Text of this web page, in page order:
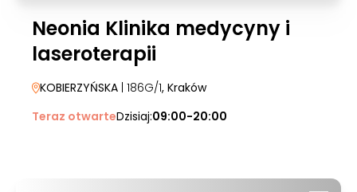
Neonia Klinika medycyny i
laseroterapii
KOBIERZYŃSKA | 186G/1, Kraków
Teraz otwarteDzisiaj:09:00-20:00